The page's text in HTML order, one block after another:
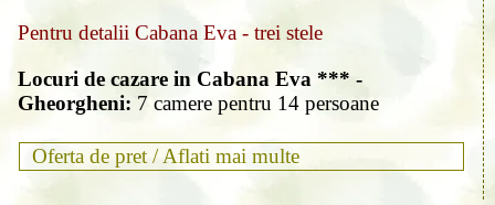
Pentru detalii Cabana Eva - trei stele
Locuri de cazare in Cabana Eva *** -
Gheorgheni: 7 camere pentru 14 persoane
Oferta de pret /Aflati mai multe